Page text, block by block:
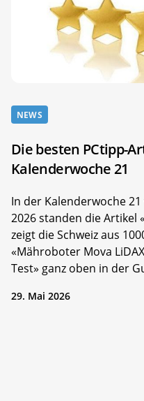
NEWS
Die besten PCtipp-
Kalenderwoche 21
In der Kalenderwoche
2026 standen die Artikel
zeigt die Schweiz aus
«Mähroboter Mova
Test» ganz oben in der
29. Mai 2026